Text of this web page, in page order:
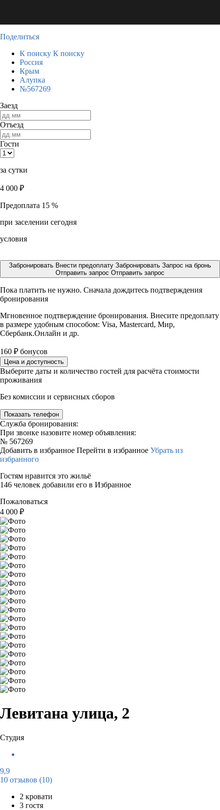
Поделиться
К поиску К поиску
Россия
Крым
Алупка
№567269
Заезд
Отъезд
Гости
за сутки
4 000 ₽
Предоплата 15 %
при заселении сегодня
условия
Забронировать Внести предоплату Забронировать Запрос на бронь
Отправить запрос Отправить запрос
Пока платить не нужно. Сначала дождитесь подтверждения
бронирования
Мгновенное подтверждение бронирования. Внесите предоплату
в размере удобным способом: Visa, Mastercard, Мир,
Сбербанк.Онлайн и др.
160 ₽ бонусов
Цена и доступность
Выберите даты и количество гостей для расчёта стоимости
проживания
Без комиссии и сервисных сборов
Показать телефон
Служба бронирования:
При звонке назовите номер объявления:
№ 567269
Добавить в избранное Перейти в избранное Убрать из
избранного
Гостям нравится это жильё
146 человек добавили его в Избранное
Пожаловаться
4 000 ₽
Левитана улица, 2
Студия
9,9
10 отзывов (10)
2 кровати
3 гостя